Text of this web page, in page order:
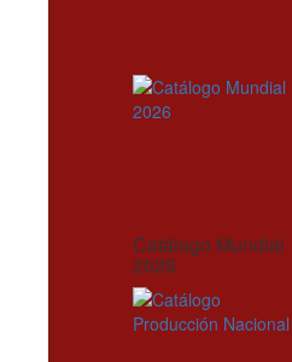
Catálogo Mundial
2026